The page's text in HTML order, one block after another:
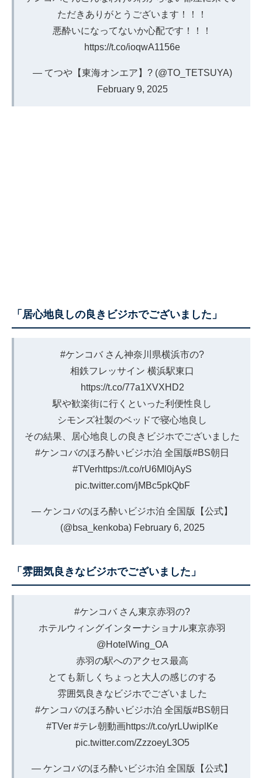
ただきありがとうございます！！！
悪酔いになってないか心配です！！！
https://t.co/ioqwA1156e
— てつや【東海オンエア】? (@TO_TETSUYA)
February 9, 2025
「居心地良しの良きビジホでございました」
#ケンコバ さん神奈川県横浜市の?
相鉄フレッサイン 横浜駅東口
https://t.co/77a1XVXHD2
駅や歓楽街に行くといった利便性良し
シモンズ社製のベッドで寝心地良し
その結果、居心地良しの良きビジホでございました
#ケンコバのほろ酔いビジホ泊 全国版#BS朝日
#TVerhttps://t.co/rU6Ml0jAyS
pic.twitter.com/jMBc5pkQbF
— ケンコバのほろ酔いビジホ泊 全国版【公式】
(@bsa_kenkoba) February 6, 2025
「雰囲気良きなビジホでございました」
#ケンコバ さん東京赤羽の?
ホテルウィングインターナショナル東京赤羽
@HotelWing_OA
赤羽の駅へのアクセス最高
とても新しくちょっと大人の感じのする
雰囲気良きなビジホでございました
#ケンコバのほろ酔いビジホ泊 全国版#BS朝日
#TVer #テレ朝動画https://t.co/yrLUwiplKe
pic.twitter.com/ZzzoeyL3O5
— ケンコバのほろ酔いビジホ泊 全国版【公式】